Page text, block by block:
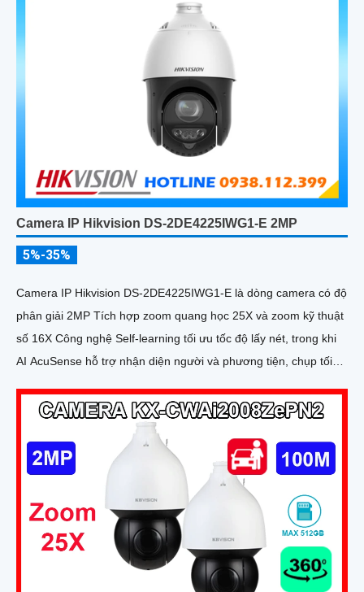
Camera IP Hikvision DS-2DE4225IWG1-E 2MP
5%-35%
Camera IP Hikvision DS-2DE4225IWG1-E là dòng camera có độ
phân giải 2MP Tích hợp zoom quang học 25X và zoom kỹ thuật
số 16X Công nghệ Self-learning tối ưu tốc độ lấy nét, trong khi
AI AcuSense hỗ trợ nhận diện người và phương tiện, chụp tối